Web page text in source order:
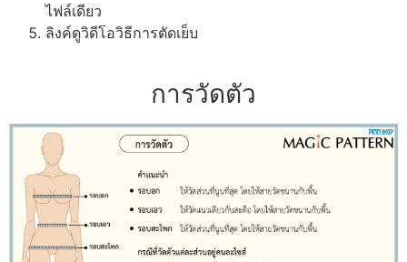
ไฟล์เดียว
ลิงค์ดูวิดีโอวิธีการตัดเย็บ
การวัดตัว